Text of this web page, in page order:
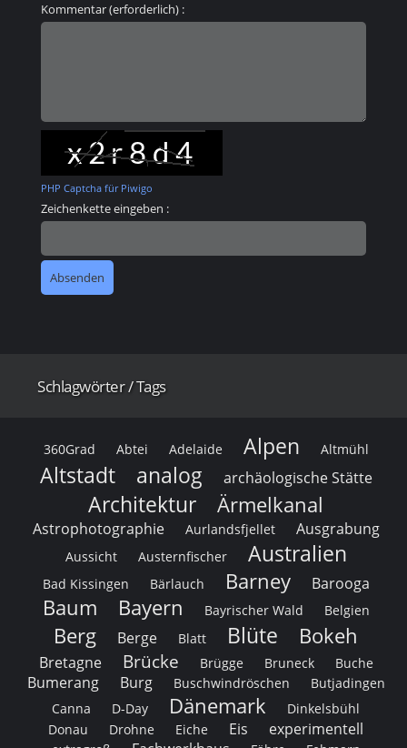
Kommentar (erforderlich) :
PHP Captcha für Piwigo
Zeichenkette eingeben :
Schlagwörter / Tags
360Grad Abtei Adelaide Alpen Altmühl
Altstadt analog archäologische Stätte
Architektur Ärmelkanal
Astrophotographie Aurlandsfjellet Ausgrabung
Aussicht Austernfischer Australien
Bad Kissingen Bärlauch Barney Barooga
Baum Bayern Bayrischer Wald Belgien
Berg Berge Blatt Blüte Bokeh
Bretagne Brücke Brügge Bruneck Buche
Bumerang Burg Buschwindröschen
Butjadingen
Canna
D-Day Dänemark
Dinkelsbühl
Donau
Drohne Eiche Eis experimentell